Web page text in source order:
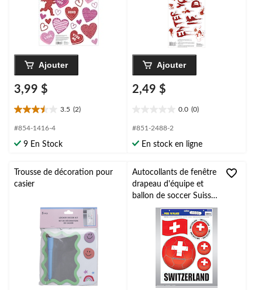
Ajouter
3,99 $
3.5 (2)
3.5
étoile(s)
5.
évaluations
#854-1416-4
9 En Stock
Ajouter
2,49 $
0.0 (0)
étoile(s)
5.
#851-2488-2
En stock en ligne
Trousse de décoration pour
casier
Autocollants de fenêtre
drapeau d'équipe et
ballon de soccer Suisse,
multicolore, paq. 6,
décalcomanie pour
Coupe du monde/fête